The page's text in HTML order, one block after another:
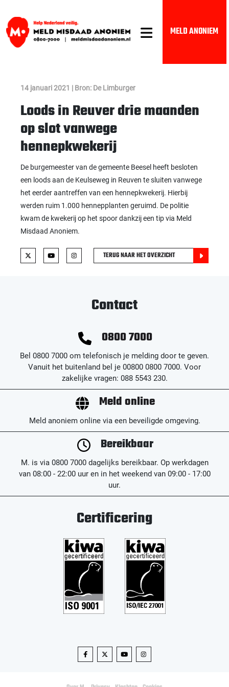
MELD ANONIEM
14 januari 2021 | Bron: De Limburger
Loods in Reuver drie maanden
op slot vanwege
hennepkwekerij
De burgemeester van de gemeente Beesel heeft besloten
een loods aan de Keulseweg in Reuven te sluiten vanwege
het eerder aantreffen van een hennepkwekerij. Hierbij
werden ruim 1.000 hennepplanten geruimd. De politie
kwam de kwekerij op het spoor dankzij een tip via Meld
Misdaad Anoniem.
TERUG NAAR HET OVERZICHT
Contact
0800 7000
Bel 0800 7000 om telefonisch je melding door te geven.
Vanuit het buitenland bel je 00800 0800 7000. Voor
zakelijke vragen: 088 5543 230.
Meld online
Meld anoniem online via een beveiligde omgeving.
Bereikbaar
M. is via 0800 7000 dagelijks bereikbaar. Op werkdagen
van 08:00 - 22:00 uur en in het weekend van 09:00 - 17:00
uur.
Certificering